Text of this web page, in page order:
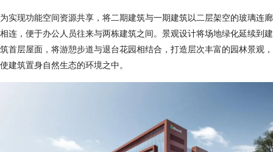
为实现功能空间资源共享，将二期建筑与一期建筑以二层架空的玻璃连廊
相连，便于办公人员往来与两栋建筑之间。景观设计将场地绿化延续到建
筑首层屋面，将游憩步道与退台花园相结合，打造层次丰富的园林景观，
使建筑置身自然生态的环境之中。